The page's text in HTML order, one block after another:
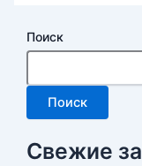
Поиск
Поиск
Свежие